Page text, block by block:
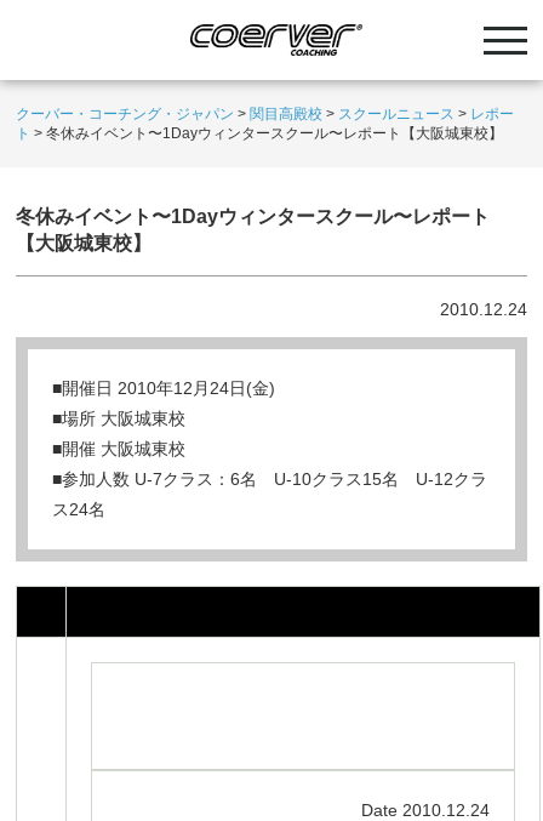
クーバー・コーチング・ジャパン > 関目高殿校 > スクールニュース > レポー
ト >冬休みイベント〜1Dayウィンタースクール〜レポート【大阪城東校】
冬休みイベント〜1Dayウィンタースクール〜レポート
【大阪城東校】
2010.12.24
■開催日 2010年12月24日(金)
■場所 大阪城東校
■開催 大阪城東校
■参加人数 U-7クラス：6名 U-10クラス15名 U-12クラ
ス24名
Date 2010.12.24